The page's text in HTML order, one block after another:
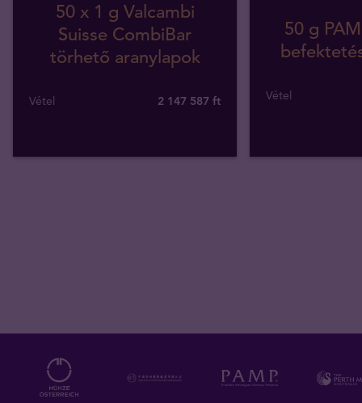
50 x 1 g Valcambi
Suisse CombiBar
törhető aranylapok
Vétel 2 147 587 ft
50 g
Vétel